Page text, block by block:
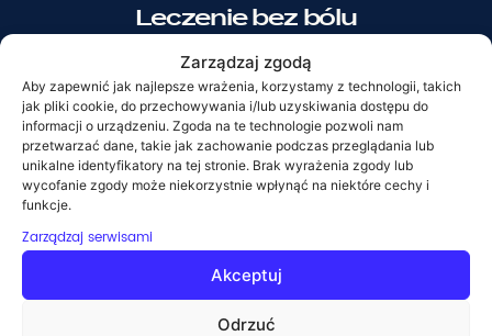
Zarządzaj zgodą
Aby zapewnić jak najlepsze wrażenia, korzystamy z technologii, takich
jak pliki cookie, do przechowywania i/lub uzyskiwania dostępu do
informacji o urządzeniu. Zgoda na te technologie pozwoli nam
przetwarzać dane, takie jak zachowanie podczas przeglądania lub
unikalne identyfikatory na tej stronie. Brak wyrażenia zgody lub
wycofanie zgody może niekorzystnie wpłynąć na niektóre cechy i
funkcje.
Zarządzaj serwisami
Akceptuj
Odrzuć
Leczenie bez bólu
stosujemy najnowocześniejsze metody
znieczulenia.
Gwarancję na wykonane zabiegi
bo jesteśmy pewni jakości swojej pracy.
Raty 0% przez MediRaty
jeśli po przeglądzie okaże się, że potrzebujesz